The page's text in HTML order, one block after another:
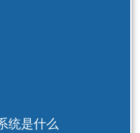
统是什么